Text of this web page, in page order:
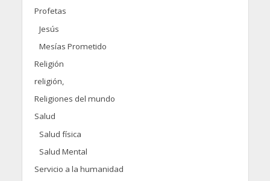
Profetas
Jesús
Mesías Prometido
Religión
religión,
Religiones del mundo
Salud
Salud física
Salud Mental
Servicio a la humanidad